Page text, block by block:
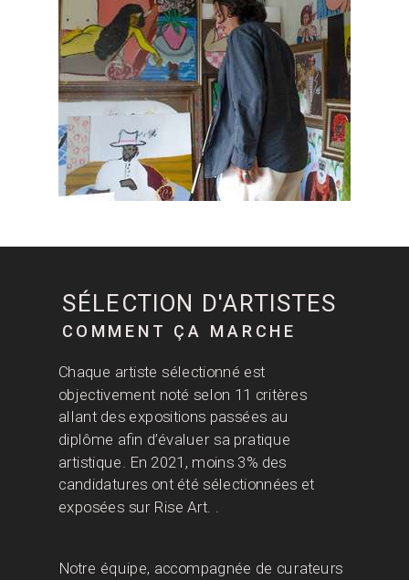
Chaque artiste sélectionné est
objectivement noté selon 11 critères
allant des expositions passées au
diplôme afin d’évaluer sa pratique
artistique. En 2021, moins 3% des
candidatures ont été sélectionnées et
exposées sur Rise Art. .
SÉLECTION D'ARTISTES
COMMENT ÇA MARCHE
Notre équipe, accompagnée de curateurs